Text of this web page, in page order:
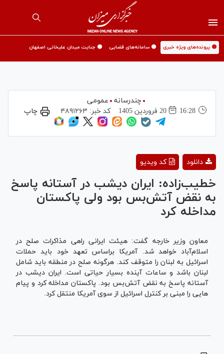
🟡 پرونده‌های ویژه خبری 🟡 سامانه‌های قضایی 🟡 جنایت میدان علیخانی اصفهان
چندرسانه
عمومی
16:28
20 فروردين 1405 کد خبر: ۴۸۹۱۲۶۳ چاپ
Video
کد ویدیو دانلود
خطیب‌زاده: ایران دیشب در آستانه پاسخ
به نقض آتش‌بس بود ولی پاکستان
مداخله کرد
معاون وزیر خارجه گفت: هیئت ایرانی راهی مذاکرات صلح در
اسلام‌آباد خواهد شد. آمريكا براساس تعهد خود باید حملات
اسرائیل به لبنان را متوقف کند. هرگونه صلح در منطقه باید شامل
لبنان باشد و ساعات آینده بسیار حیاتی است. ایران دیشب در
آستانه پاسخ به نقض آتش‌بس بود. پاکستان مداخله کرد و پیام
هایی را مبنی بر کنترل اسرائیل از سوی آمریکا منتقل کرد.